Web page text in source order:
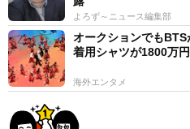
よろず～ニュース編集部
オークションでも
着用シャツが1800万
海外エンタメ